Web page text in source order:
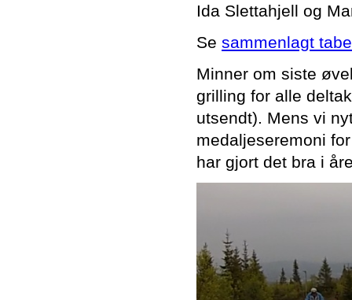
Ida Slettahjell og
Se sammenlagt
Minner om siste
grilling for alle
utsendt). Mens vi
medaljeseremoni
har gjort det bra i